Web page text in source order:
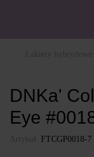
DNKa'
Eye
FTCGP0018-7